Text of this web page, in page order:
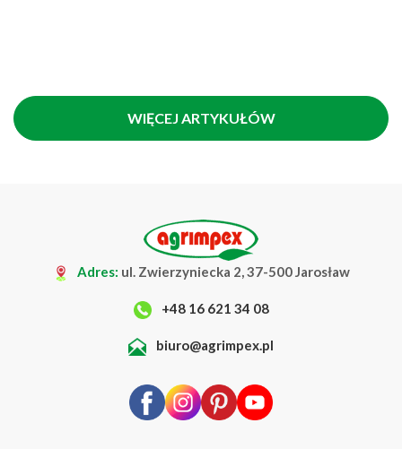
WIĘCEJ ARTYKUŁÓW
Adres: ul. Zwierzyniecka 2, 37-500 Jarosław
+48 16 621 34 08
biuro@agrimpex.pl